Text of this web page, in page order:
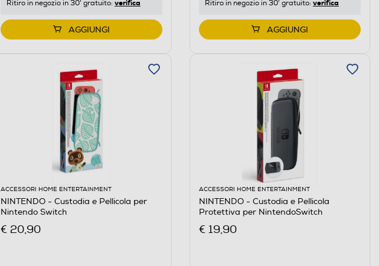
Ritiro in negozio in 30' gratuito: verifica
AGGIUNGI
Ritiro in negozio in 30' gratuito: verifica
AGGIUNGI
ACCESSORI HOME ENTERTAINMENT
NINTENDO - Custodia e Pellicola per
Nintendo Switch
€ 20,90
ACCESSORI HOME ENTERTAINMENT
NINTENDO - Custodia e Pellicola
Protettiva per NintendoSwitch
€ 19,90